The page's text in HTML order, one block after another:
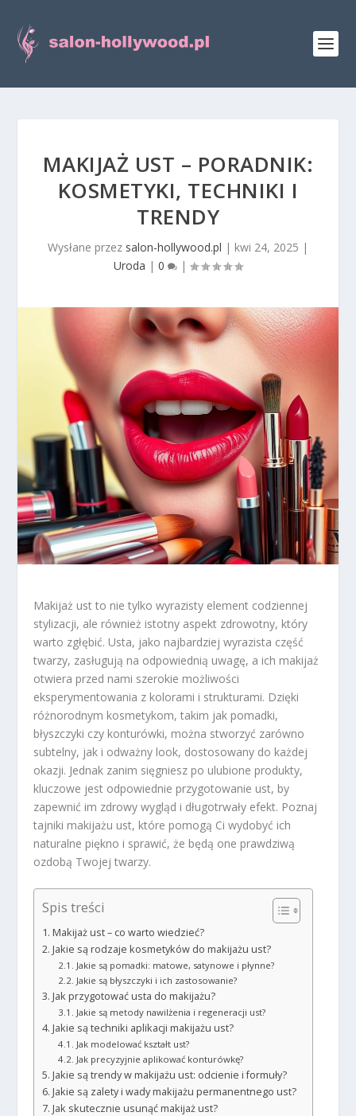
MAKIJAŻ UST – PORADNIK:
KOSMETYKI, TECHNIKI I
TRENDY
Wysłane przez salon-hollywood.pl | kwi 24, 2025 |
Uroda | 0 |
Makijaż ust to nie tylko wyrazisty element codziennej
stylizacji, ale również istotny aspekt zdrowotny, który
warto zgłębić. Usta, jako najbardziej wyrazista część
twarzy, zasługują na odpowiednią uwagę, a ich makijaż
otwiera przed nami szerokie możliwości
eksperymentowania z kolorami i strukturami. Dzięki
różnorodnym kosmetykom, takim jak pomadki,
błyszczyki czy konturówki, można stworzyć zarówno
subtelny, jak i odważny look, dostosowany do każdej
okazji. Jednak zanim sięgniesz po ulubione produkty,
kluczowe jest odpowiednie przygotowanie ust, by
zapewnić im zdrowy wygląd i długotrwały efekt. Poznaj
tajniki makijażu ust, które pomogą Ci wydobyć ich
naturalne piękno i sprawić, że będą one prawdziwą
ozdobą Twojej twarzy.
Spis treści
Makijaż ust – co warto wiedzieć?
Jakie są rodzaje kosmetyków do makijażu ust?
Jakie są pomadki: matowe, satynowe i płynne?
Jakie są błyszczyki i ich zastosowanie?
Jak przygotować usta do makijażu?
Jakie są metody nawilżenia i regeneracji ust?
Jakie są techniki aplikacji makijażu ust?
Jak modelować kształt ust?
Jak precyzyjnie aplikować konturówkę?
Jakie są trendy w makijażu ust: odcienie i formuły?
Jakie są zalety i wady makijażu permanentnego ust?
Jak skutecznie usunąć makijaż ust?